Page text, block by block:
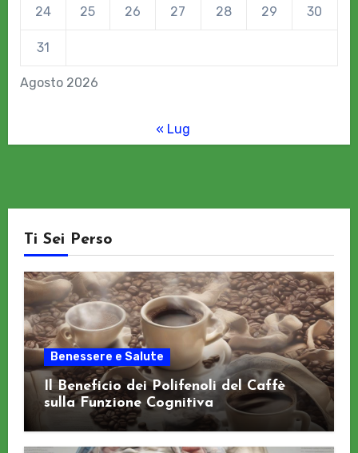
Agosto 2026
24 25 26 27 28 29 30
31
« Lug
Ti Sei Perso
Benessere e Salute
Il Beneficio dei Polifenoli del Caffè
sulla Funzione Cognitiva